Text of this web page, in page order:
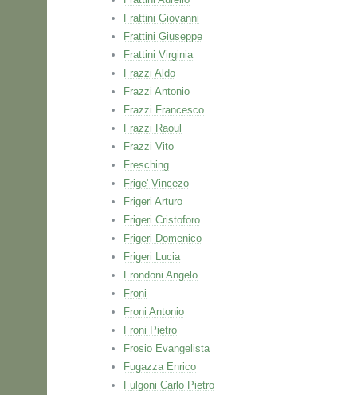
Frattini Giovanni
Frattini Giuseppe
Frattini Virginia
Frazzi Aldo
Frazzi Antonio
Frazzi Francesco
Frazzi Raoul
Frazzi Vito
Fresching
Frige' Vincezo
Frigeri Arturo
Frigeri Cristoforo
Frigeri Domenico
Frigeri Lucia
Frondoni Angelo
Froni
Froni Antonio
Froni Pietro
Frosio Evangelista
Fugazza Enrico
Fulgoni Carlo Pietro